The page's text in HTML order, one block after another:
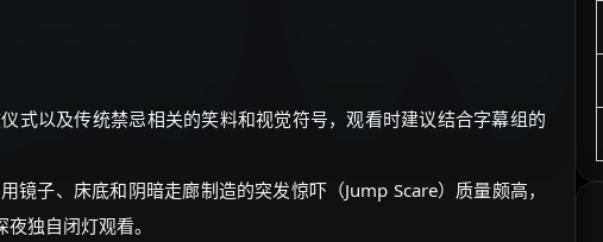
式以及传统禁忌相关的笑料和视觉符号，观看时建议结合字幕组的
子、床底和阴暗走廊制造的突发惊吓（Jump Scare）质量颇高，
独自闭灯观看。